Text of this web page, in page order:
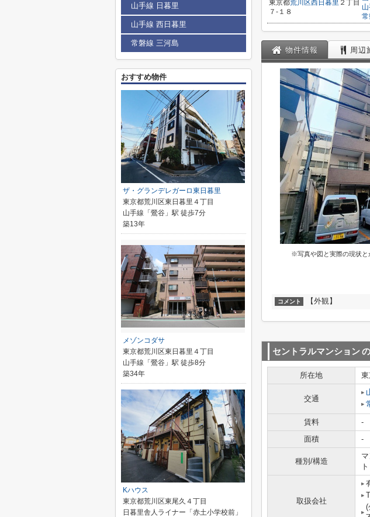
東京都荒川区西日暮里 ２丁目
７-１８
常
物件情報 周辺
※写真や図と実際の現状と
コメント 【外観】
セントラルマンション
所在地
交通
賃料 -
面積
-
種別/構造
ト
取扱会社
(
山手線 日暮里
山手線 西日暮里
常磐線 三河島
おすすめ物件
ザ・グランデレガーロ東日暮里
東京都荒川区東日暮里４丁目
山手線「鶯谷」駅 徒歩7分
築13年
メゾンコダサ
東京都荒川区東日暮里４丁目
山手線「鶯谷」駅 徒歩8分
築34年
Kハウス
東京都荒川区東尾久４丁目
日暮里舎人ライナー「赤土小学校前」